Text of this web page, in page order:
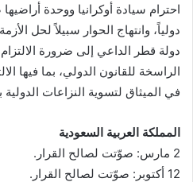
احترام سيادة أوكرانيا ووحدة
دولياً، وانتهاج الحوار سبيلاً لحل
دولة قطر الداعي إلى ضرورة
الراسخة للقانون الدولي، بما فيها
في الميثاق لتسوية النزاعات الدولية
المملكة العربية السعودية
2 مارس: صوّتت لصالح القرار.
12 أكتوبر: صوّتت لصالح القرار.